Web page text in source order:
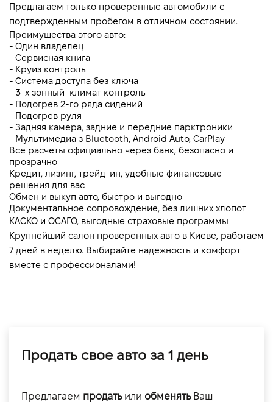
Предлагаем только проверенные автомобили с
подтвержденным пробегом в отличном состоянии.
Преимущества этого авто:
- Один владелец
- Сервисная книга
- Круиз контроль
- Система доступа без ключа
- 3-х зонный  климат контроль
- Подогрев 2-го ряда сидений
- Подогрев руля
- Задняя камера, задние и передние парктроники
- Мультимедиа з Bluetooth, Android Auto, CarPlay
Все расчеты официально через банк, безопасно и
прозрачно
Кредит, лизинг, трейд-ин, удобные финансовые
решения для вас
Обмен и выкуп авто, быстро и выгодно
Документальное сопровождение, без лишних хлопот
КАСКО и ОСАГО, выгодные страховые программы
Крупнейший салон проверенных авто в Киеве, работаем
7 дней в неделю. Выбирайте надежность и комфорт
вместе с профессионалами!
Продать свое авто за 1 день
Предлагаем продатьили обменятьВаш